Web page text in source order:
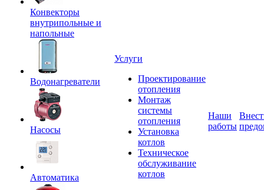
Конвекторы
внутрипольные и
напольные
Водонагреватели
Насосы
Автоматика
Услуги
Проектирование
отопления
Монтаж
системы
отопления
Установка
котлов
Техническое
обслуживание
котлов
Наши
работы